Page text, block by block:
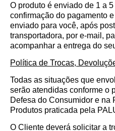
O produto é enviado de 1 a
confirmação do pagamento
enviado para você, após
transportadora, por e-mail,
acompanhar a entrega do
Política de Trocas,
Todas as situações que
serão atendidas conforme o
Defesa do Consumidor e na
Produtos praticada pela
O Cliente deverá solicitar a